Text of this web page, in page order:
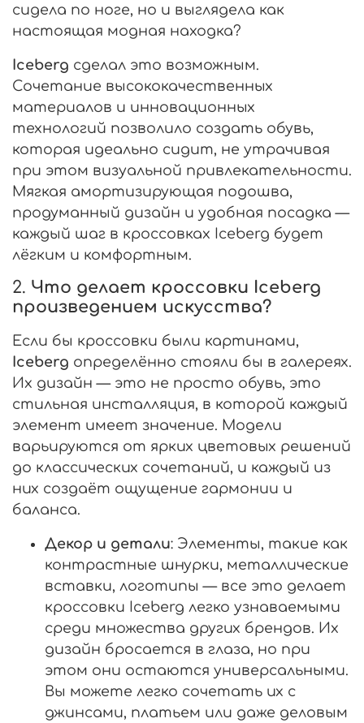
сидела по ноге, но и выглядела как
настоящая модная находка?
Iceberg сделал это возможным.
Сочетание высококачественных
материалов и инновационных
технологий позволило создать обувь,
которая идеально сидит, не утрачивая
при этом визуальной привлекательности.
Мягкая амортизирующая подошва,
продуманный дизайн и удобная посадка —
каждый шаг в кроссовках Iceberg будет
лёгким и комфортным.
2. Что делает кроссовки Iceberg
произведением искусства?
Если бы кроссовки были картинами,
Iceberg определённо стояли бы в галереях.
Их дизайн — это не просто обувь, это
стильная инсталляция, в которой каждый
элемент имеет значение. Модели
варьируются от ярких цветовых решений
до классических сочетаний, и каждый из
них создаёт ощущение гармонии и
баланса.
Декор и детали: Элементы, такие как
контрастные шнурки, металлические
вставки, логотипы — все это делает
кроссовки Iceberg легко узнаваемыми
среди множества других брендов. Их
дизайн бросается в глаза, но при
этом они остаются универсальными.
Вы можете легко сочетать их с
джинсами, платьем или даже деловым